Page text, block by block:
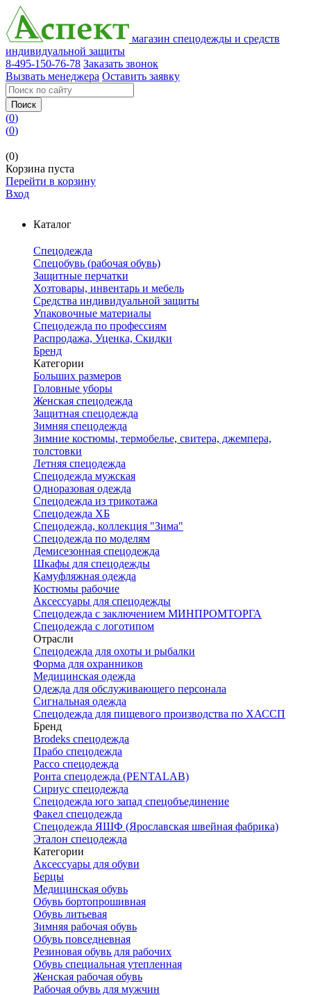
магазин спецодежды и средств
индивидуальной защиты
8-495-150-76-78 Заказать звонок
Вызвать менеджера Оставить заявку
Поиск
(0)
(0)
(0)
Корзина пуста
Перейти в корзину
Вход
Каталог
Спецодежда
Спецобувь (рабочая обувь)
Защитные перчатки
Хозтовары, инвентарь и мебель
Средства индивидуальной защиты
Упаковочные материалы
Спецодежда по профессиям
Распродажа, Уценка, Скидки
Бренд
Категории
Больших размеров
Головные уборы
Женская спецодежда
Защитная спецодежда
Зимняя спецодежда
Зимние костюмы, термобелье, свитера, джемпера,
толстовки
Летняя спецодежда
Спецодежда мужская
Одноразовая одежда
Спецодежда из трикотажа
Спецодежда ХБ
Спецодежда, коллекция "Зима"
Спецодежда по моделям
Демисезонная спецодежда
Шкафы для спецодежды
Камуфляжная одежда
Костюмы рабочие
Аксессуары для спецодежды
Спецодежда с заключением МИНПРОМТОРГА
Спецодежда с логотипом
Отрасли
Спецодежда для охоты и рыбалки
Форма для охранников
Медицинская одежда
Одежда для обслуживающего персонала
Сигнальная одежда
Спецодежда для пищевого производства по ХАССП
Бренд
Brodeks спецодежда
Прабо спецодежда
Рассо спецодежда
Ронта спецодежда (PENTALAB)
Сириус спецодежда
Спецодежда юго запад спецобъединение
Факел спецодежда
Спецодежда ЯШФ (Ярославская швейная фабрика)
Эталон спецодежда
Категории
Аксессуары для обуви
Берцы
Медицинская обувь
Обувь бортопрошивная
Обувь литьевая
Зимняя рабочая обувь
Обувь повседневная
Резиновая обувь для рабочих
Обувь специальная утепленная
Женская рабочая обувь
Рабочая обувь для мужчин